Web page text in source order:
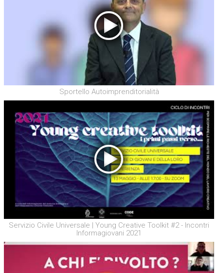
Sportello Autoimprenditorialità
Servizio Civile Universale | Young Creative Toolkit #2 - Incontri
Informagiovani 2021